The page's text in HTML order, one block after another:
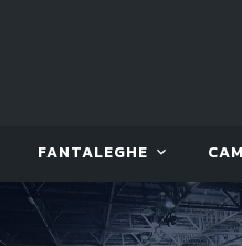
FANTALEGHE